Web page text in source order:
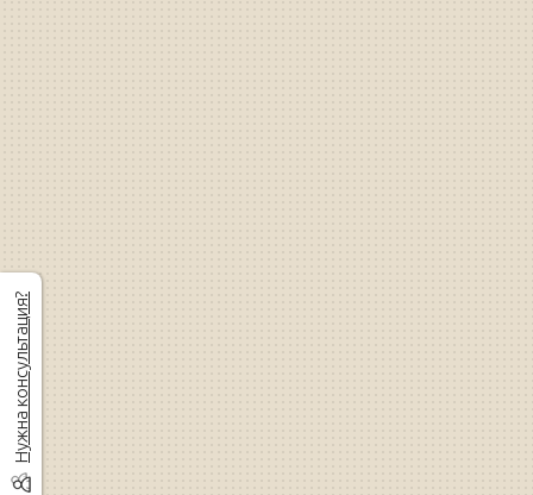
Нужна консультация?